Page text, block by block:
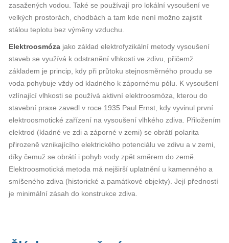
zasažených vodou. Také se používají pro lokální vysoušení ve
velkých prostorách, chodbách a tam kde není možno zajistit
stálou teplotu bez výměny vzduchu.
Elektroosmóza jako základ elektrofyzikální metody vysoušení
staveb se využívá k odstranění vlhkosti ve zdivu, přičemž
základem je princip, kdy při průtoku stejnosměrného proudu se
voda pohybuje vždy od kladného k zápornému pólu. K vysoušení
vzlínající vlhkosti se používá aktivní elektroosmóza, kterou do
stavební praxe zavedl v roce 1935 Paul Ernst, kdy vyvinul první
elektroosmotické zařízení na vysoušení vlhkého zdiva. Přiložením
elektrod (kladné ve zdi a záporné v zemi) se obrátí polarita
přirozeně vznikajícího elektrického potenciálu ve zdivu a v zemi,
díky čemuž se obrátí i pohyb vody zpět směrem do země.
Elektroosmotická metoda má nejširší uplatnění u kamenného a
smíšeného zdiva (historické a památkové objekty). Její předností
je minimální zásah do konstrukce zdiva.